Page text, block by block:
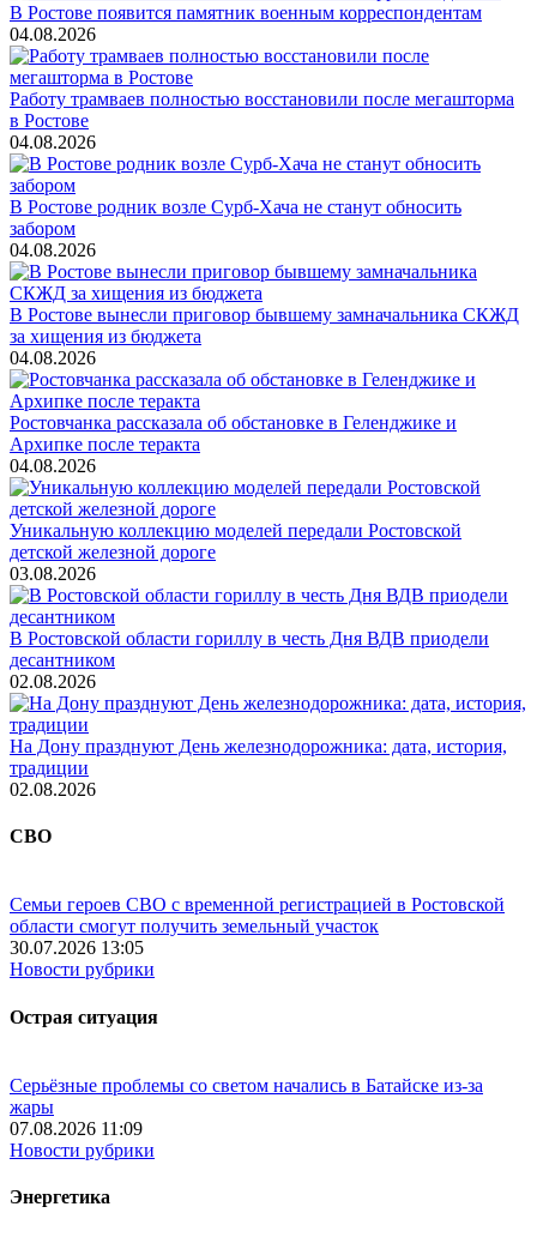
В Ростове появится памятник военным корреспондентам
04.08.2026
Работу трамваев полностью восстановили после мегашторма
в Ростове
04.08.2026
В Ростове родник возле Сурб-Хача не станут обносить
забором
04.08.2026
В Ростове вынесли приговор бывшему замначальника СКЖД
за хищения из бюджета
04.08.2026
Ростовчанка рассказала об обстановке в Геленджике и
Архипке после теракта
04.08.2026
Уникальную коллекцию моделей передали Ростовской
детской железной дороге
03.08.2026
В Ростовской области гориллу в честь Дня ВДВ приодели
десантником
02.08.2026
На Дону празднуют День железнодорожника: дата, история,
традиции
02.08.2026
СВО
Семьи героев СВО с временной регистрацией в Ростовской
области смогут получить земельный участок
30.07.2026 13:05
Новости рубрики
Острая ситуация
Серьёзные проблемы со светом начались в Батайске из-за
жары
07.08.2026 11:09
Новости рубрики
Энергетика